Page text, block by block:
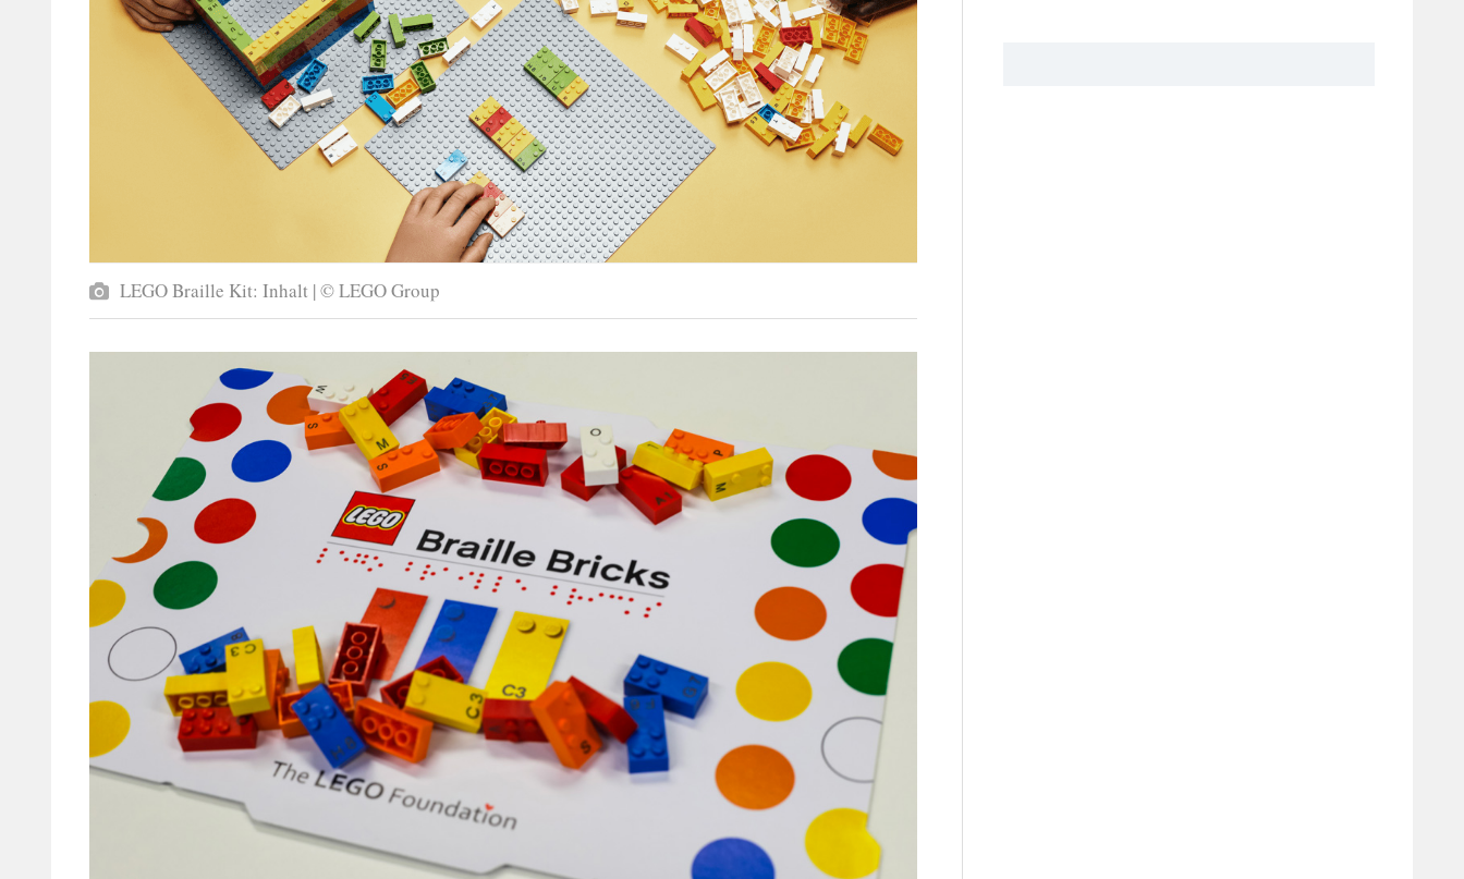
LEGO Braille Kit: Inhalt | © LEGO Group